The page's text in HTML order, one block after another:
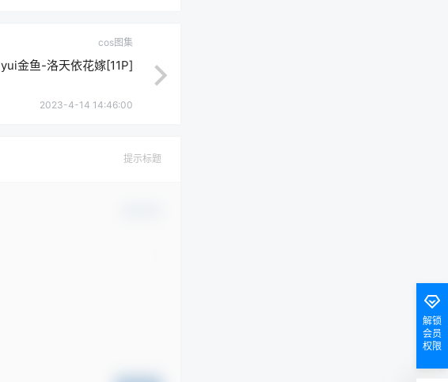
cos图集
yui金鱼-洛天依花嫁[11P]
2023-4-14 14:46:00
提示标题
解锁
会员
权限